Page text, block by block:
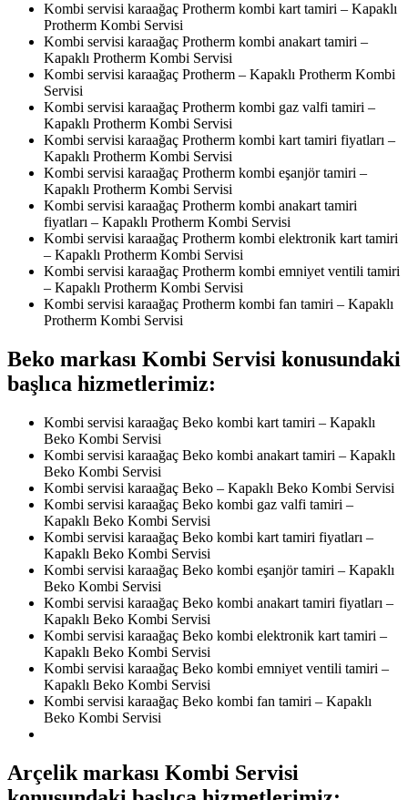
Kombi servisi karaağaç Protherm kombi kart tamiri – Kapaklı
Protherm Kombi Servisi
Kombi servisi karaağaç Protherm kombi anakart tamiri –
Kapaklı Protherm Kombi Servisi
Kombi servisi karaağaç Protherm – Kapaklı Protherm Kombi
Servisi
Kombi servisi karaağaç Protherm kombi gaz valfi tamiri –
Kapaklı Protherm Kombi Servisi
Kombi servisi karaağaç Protherm kombi kart tamiri fiyatları –
Kapaklı Protherm Kombi Servisi
Kombi servisi karaağaç Protherm kombi eşanjör tamiri –
Kapaklı Protherm Kombi Servisi
Kombi servisi karaağaç Protherm kombi anakart tamiri
fiyatları – Kapaklı Protherm Kombi Servisi
Kombi servisi karaağaç Protherm kombi elektronik kart tamiri
– Kapaklı Protherm Kombi Servisi
Kombi servisi karaağaç Protherm kombi emniyet ventili tamiri
– Kapaklı Protherm Kombi Servisi
Kombi servisi karaağaç Protherm kombi fan tamiri – Kapaklı
Protherm Kombi Servisi
Beko markası Kombi Servisi konusundaki
başlıca hizmetlerimiz:
Kombi servisi karaağaç Beko kombi kart tamiri – Kapaklı
Beko Kombi Servisi
Kombi servisi karaağaç Beko kombi anakart tamiri – Kapaklı
Beko Kombi Servisi
Kombi servisi karaağaç Beko – Kapaklı Beko Kombi Servisi
Kombi servisi karaağaç Beko kombi gaz valfi tamiri –
Kapaklı Beko Kombi Servisi
Kombi servisi karaağaç Beko kombi kart tamiri fiyatları –
Kapaklı Beko Kombi Servisi
Kombi servisi karaağaç Beko kombi eşanjör tamiri – Kapaklı
Beko Kombi Servisi
Kombi servisi karaağaç Beko kombi anakart tamiri fiyatları –
Kapaklı Beko Kombi Servisi
Kombi servisi karaağaç Beko kombi elektronik kart tamiri –
Kapaklı Beko Kombi Servisi
Kombi servisi karaağaç Beko kombi emniyet ventili tamiri –
Kapaklı Beko Kombi Servisi
Kombi servisi karaağaç Beko kombi fan tamiri – Kapaklı
Beko Kombi Servisi
Arçelik markası Kombi Servisi